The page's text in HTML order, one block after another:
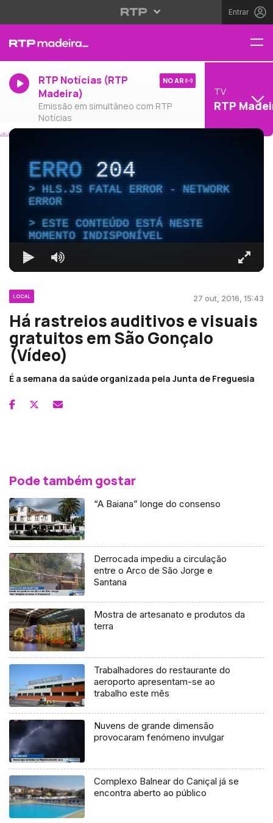
Entrar
RTP Notícias (RTP
Madeira)
Emissão em simultâneo com RTP
Notícias
NO AR
TV
RTP
ERRO204
HLS.JS FATAL ERROR - NETWORK
ERROR
ESTE CONTEÚDO ESTÁ NESTE
MOMENTO INDISPONÍVEL
LOCAL 27 out, 2016, 15:43
Há rastreios auditivos e visuais
gratuitos em São Gonçalo
(Vídeo)
É a semana da saúde organizada pela Junta de Freguesia
Pode também gostar
“A Baiana” longe do consenso
Derrocada impediu a circulação
entre o Arco de São Jorge e
Santana
Mostra de artesanato e produtos da
terra
Trabalhadores do restaurante do
aeroporto apresentam-se ao
trabalho este mês
Nuvens de grande dimensão
provocaram fenómeno invulgar
Complexo Balnear do Caniçal já se
encontra aberto ao público